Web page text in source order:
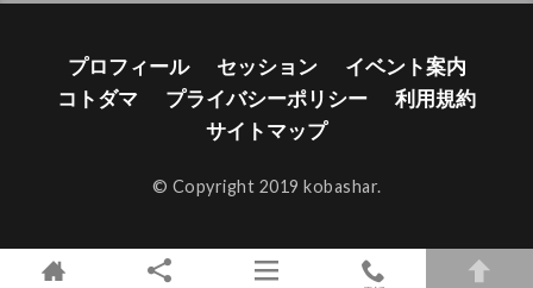
プロフィール セッション
イベント案内
コトダマ
プライバシーポリシー
利用規約
サイトマップ
© Copyright 2019 kobashar.